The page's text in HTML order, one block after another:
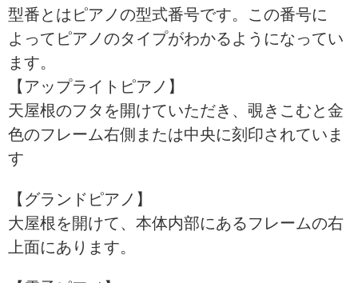
型番とはピアノの型式番号です。この番号に
よってピアノのタイプがわかるようになってい
ます。
【アップライトピアノ】
天屋根のフタを開けていただき、覗きこむと金
色のフレーム右側または中央に刻印されていま
す
【グランドピアノ】
大屋根を開けて、本体内部にあるフレームの右
上面にあります。